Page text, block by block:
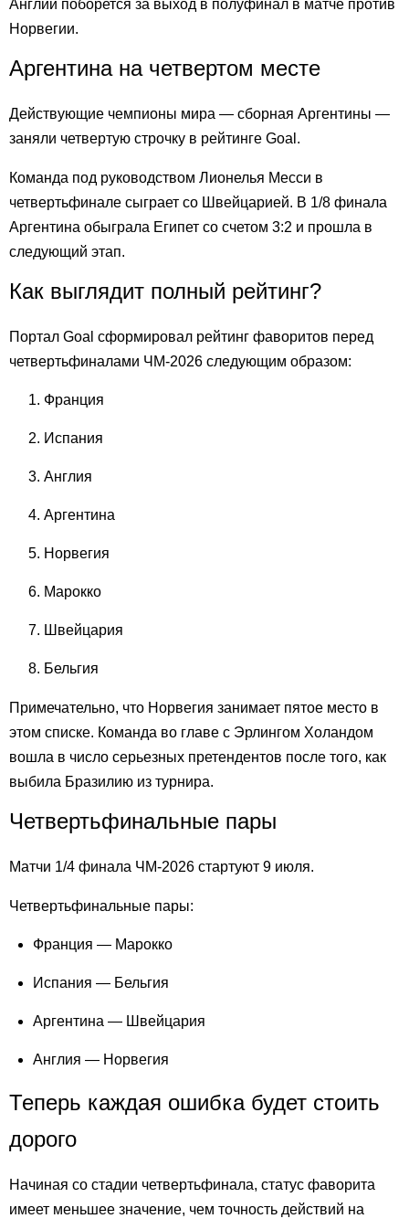
Англии поборется за выход в полуфинал в матче против
Норвегии.
Аргентина на четвертом месте
Действующие чемпионы мира — сборная Аргентины —
заняли четвертую строчку в рейтинге Goal.
Команда под руководством Лионелья Месси в
четвертьфинале сыграет со Швейцарией. В 1/8 финала
Аргентина обыграла Египет со счетом 3:2 и прошла в
следующий этап.
Как выглядит полный рейтинг?
Портал Goal сформировал рейтинг фаворитов перед
четвертьфиналами ЧМ-2026 следующим образом:
Франция
Испания
Англия
Аргентина
Норвегия
Марокко
Швейцария
Бельгия
Примечательно, что Норвегия занимает пятое место в
этом списке. Команда во главе с Эрлингом Холандом
вошла в число серьезных претендентов после того, как
выбила Бразилию из турнира.
Четвертьфинальные пары
Матчи 1/4 финала ЧМ-2026 стартуют 9 июля.
Четвертьфинальные пары:
Франция — Марокко
Испания — Бельгия
Аргентина — Швейцария
Англия — Норвегия
Теперь каждая ошибка будет стоить
дорого
Начиная со стадии четвертьфинала, статус фаворита
имеет меньшее значение, чем точность действий на